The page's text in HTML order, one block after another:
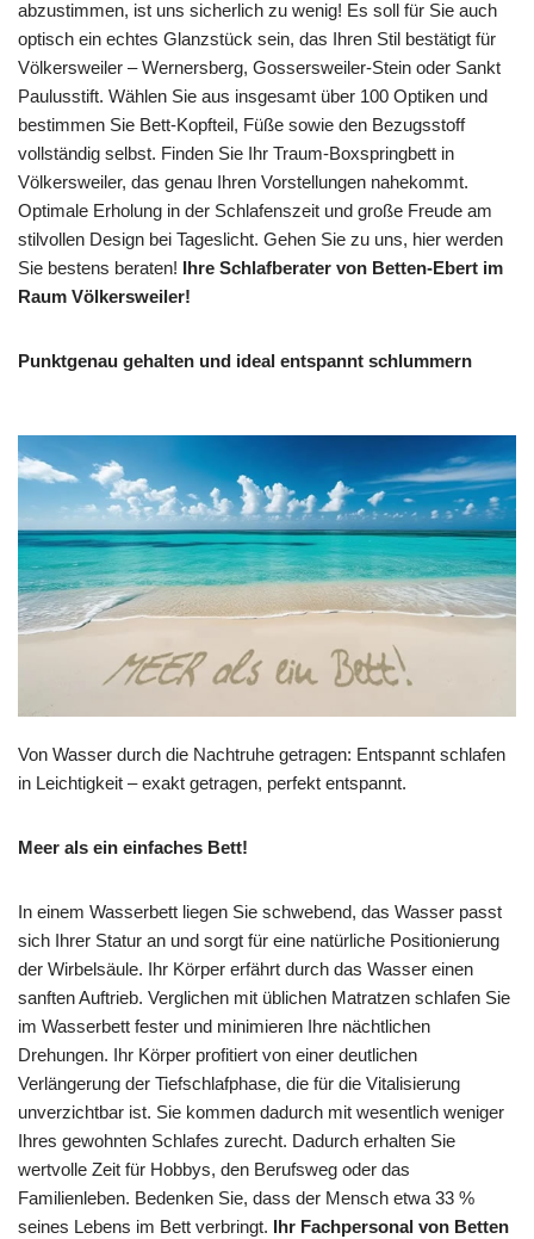
abzustimmen, ist uns sicherlich zu wenig! Es soll für Sie auch
optisch ein echtes Glanzstück sein, das Ihren Stil bestätigt für
Völkersweiler – Wernersberg, Gossersweiler-Stein oder Sankt
Paulusstift. Wählen Sie aus insgesamt über 100 Optiken und
bestimmen Sie Bett-Kopfteil, Füße sowie den Bezugsstoff
vollständig selbst. Finden Sie Ihr Traum-Boxspringbett in
Völkersweiler, das genau Ihren Vorstellungen nahekommt.
Optimale Erholung in der Schlafenszeit und große Freude am
stilvollen Design bei Tageslicht. Gehen Sie zu uns, hier werden
Sie bestens beraten! Ihre Schlafberater von Betten-Ebert im
Raum Völkersweiler!
Punktgenau gehalten und ideal entspannt schlummern
Von Wasser durch die Nachtruhe getragen: Entspannt schlafen
in Leichtigkeit – exakt getragen, perfekt entspannt.
Meer als ein einfaches Bett!
In einem Wasserbett liegen Sie schwebend, das Wasser passt
sich Ihrer Statur an und sorgt für eine natürliche Positionierung
der Wirbelsäule. Ihr Körper erfährt durch das Wasser einen
sanften Auftrieb. Verglichen mit üblichen Matratzen schlafen Sie
im Wasserbett fester und minimieren Ihre nächtlichen
Drehungen. Ihr Körper profitiert von einer deutlichen
Verlängerung der Tiefschlafphase, die für die Vitalisierung
unverzichtbar ist. Sie kommen dadurch mit wesentlich weniger
Ihres gewohnten Schlafes zurecht. Dadurch erhalten Sie
wertvolle Zeit für Hobbys, den Berufsweg oder das
Familienleben. Bedenken Sie, dass der Mensch etwa 33 %
seines Lebens im Bett verbringt. Ihr Fachpersonal von Betten